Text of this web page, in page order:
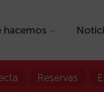
hacemos
Reservas